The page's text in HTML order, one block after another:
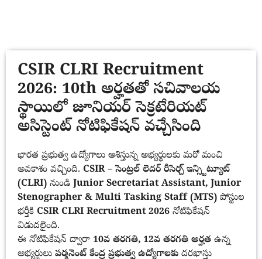
CSIR CLRI Recruitment
2026: 10th అర్హతతో సచివాలయ
స్థాయిలో జూనియర్ సెక్రటేరియట్
అసిస్టెంట్ నోటిఫికేషన్ వచ్చేసింది
భారత ప్రభుత్వ ఉద్యోగాలు ఆశిస్తున్న అభ్యర్థులకు మరో మంచి
అవకాశం వచ్చింది. CSIR – సెంట్రల్ లెదర్ రీసెర్చ్ ఇన్స్టిట్యూట్
(CLRI) నుండి Junior Secretariat Assistant, Junior
Stenographer & Multi Tasking Staff (MTS) పోస్టుల
భర్తీకి CSIR CLRI Recruitment 2026 నోటిఫికేషన్
విడుదలైంది.
ఈ నోటిఫికేషన్ ద్వారా 10వ తరగతి, 12వ తరగతి అర్హత ఉన్న
అభ్యర్థులు పర్మనెంట్ కేంద్ర ప్రభుత్వ ఉద్యోగాలకు దరఖాస్తు